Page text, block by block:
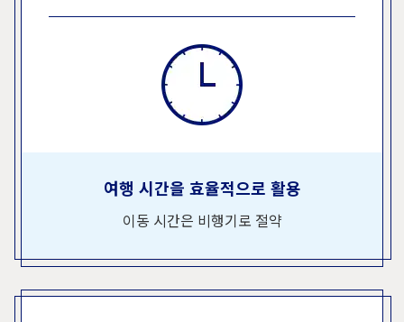
여행 시간을 효율적으로 활용
이동 시간은 비행기로 절약